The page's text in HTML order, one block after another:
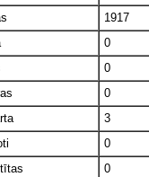
1917
0
0
0
3
0
0